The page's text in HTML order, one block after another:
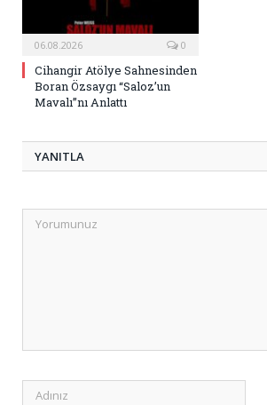
06.08.2026 0
Cihangir Atölye Sahnesinden
Boran Özsaygı “Saloz’un
Mavalı”nı Anlattı
YANITLA